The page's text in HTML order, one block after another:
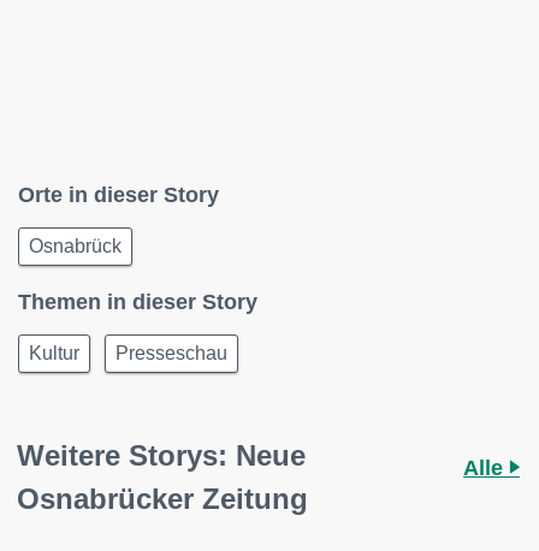
Orte in dieser Story
Osnabrück
Themen in dieser Story
Kultur Presseschau
Weitere Storys: Neue
Osnabrücker Zeitung
Alle